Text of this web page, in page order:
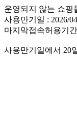
운영되지 않는 쇼핑
사용만기일 : 2026/
마지막접속허용기
사용만기일에서 20